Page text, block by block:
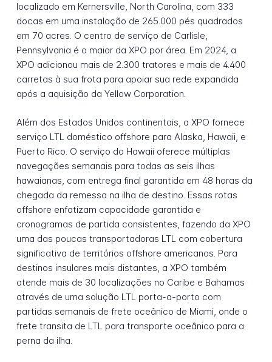
localizado em Kernersville, North Carolina, com 333
docas em uma instalação de 265.000 pés quadrados
em 70 acres. O centro de serviço de Carlisle,
Pennsylvania é o maior da XPO por área. Em 2024, a
XPO adicionou mais de 2.300 tratores e mais de 4.400
carretas à sua frota para apoiar sua rede expandida
após a aquisição da Yellow Corporation.
Além dos Estados Unidos continentais, a XPO fornece
serviço LTL doméstico offshore para Alaska, Hawaii, e
Puerto Rico. O serviço do Hawaii oferece múltiplas
navegações semanais para todas as seis ilhas
hawaianas, com entrega final garantida em 48 horas da
chegada da remessa na ilha de destino. Essas rotas
offshore enfatizam capacidade garantida e
cronogramas de partida consistentes, fazendo da XPO
uma das poucas transportadoras LTL com cobertura
significativa de territórios offshore americanos. Para
destinos insulares mais distantes, a XPO também
atende mais de 30 localizações no Caribe e Bahamas
através de uma solução LTL porta-a-porto com
partidas semanais de frete oceânico de Miami, onde o
frete transita de LTL para transporte oceânico para a
perna da ilha.